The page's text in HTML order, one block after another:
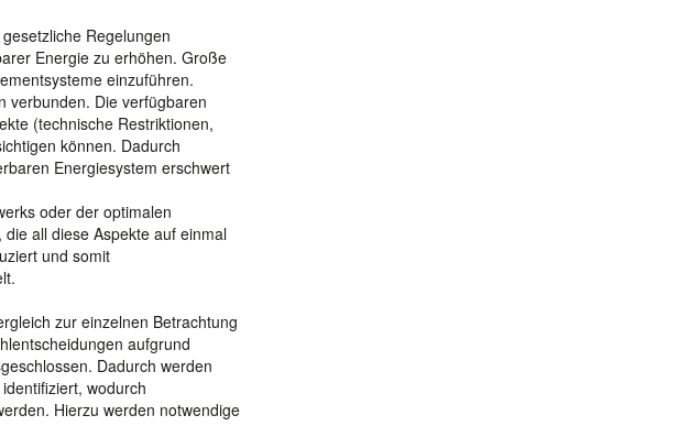
Regelungen
Energie zu erhöhen. Große
einzuführen.
verbunden. Die verfügbaren
(technische Restriktionen,
können. Dadurch
Energiesystem erschwert
oder der optimalen
all diese Aspekte auf einmal
und somit
zur einzelnen Betrachtung
aufgrund
Dadurch werden
wodurch
Hierzu werden notwendige